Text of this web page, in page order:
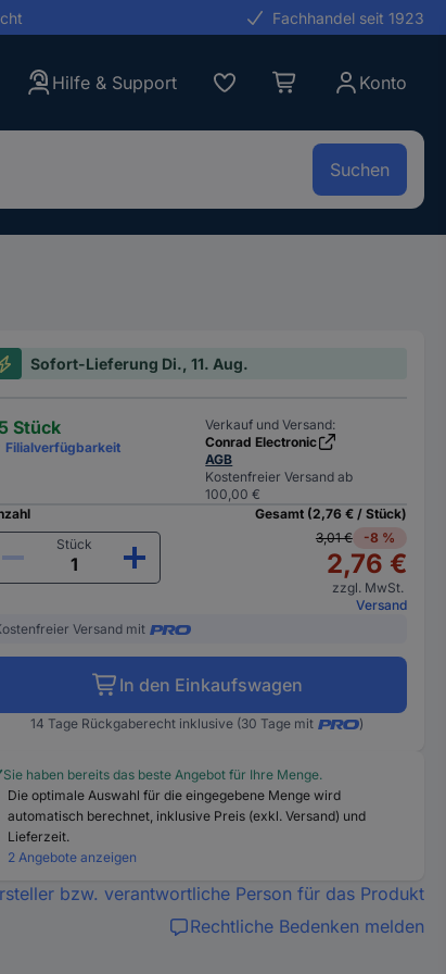
Fachhandel seit 1923
Hilfe & Support Konto
Suchen
Sofort-Lieferung Di., 11. Aug.
Stück
Filialverfügbarkeit
Verkauf und Versand:
Conrad Electronic
AGB
Kostenfreier Versand ab
100,00 €
Stück
Gesamt (2,76 € / Stück)
3,01 €
-8 %
2,76 €
zzgl. MwSt.
Versand
Versand mit
In den Einkaufswagen
14 Tage Rückgaberecht inklusive (30 Tage mit )
Sie haben bereits das beste Angebot für Ihre Menge.
Die optimale Auswahl für die eingegebene Menge wird
automatisch berechnet, inklusive Preis (exkl. Versand) und
Lieferzeit.
2 Angebote anzeigen
bzw. verantwortliche Person für das Produkt
Rechtliche Bedenken melden